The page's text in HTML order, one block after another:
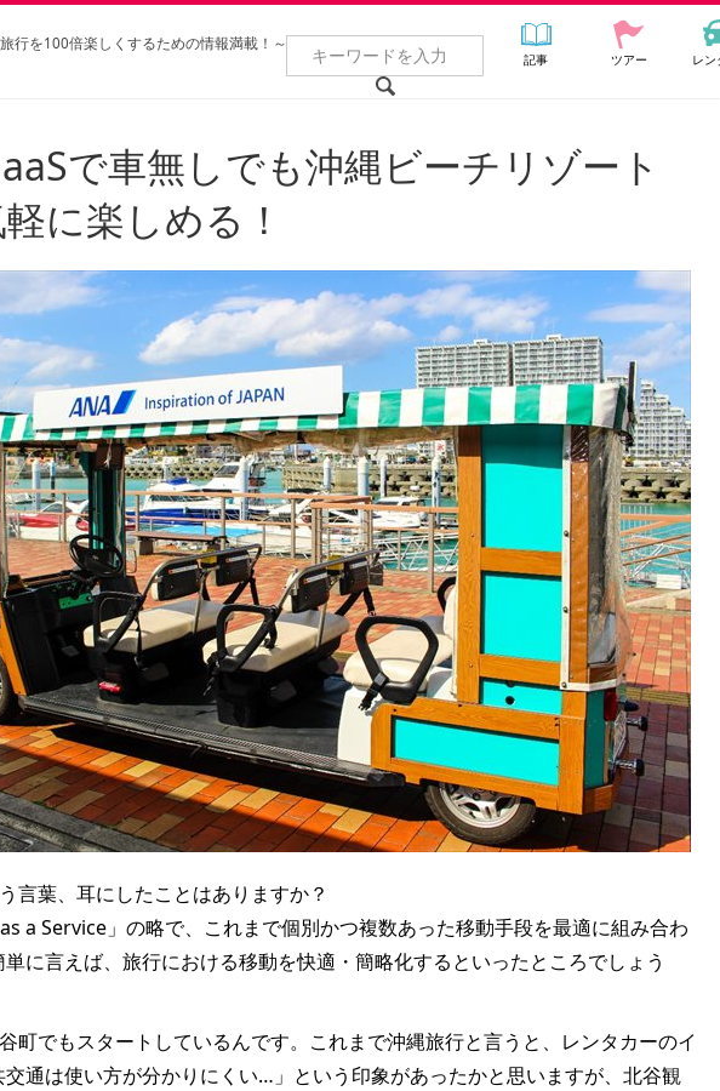
行を100倍楽しくするための情報満載！～
記事 ツアー レン
で車無しでも沖縄ビーチリゾート
に楽しめる！
言葉、耳にしたことはありますか？
a Service」の略で、これまで個別かつ複数あった移動手段を最適に組み合わ
に言えば、旅行における移動を快適・簡略化するといったところでしょう
町でもスタートしているんです。これまで沖縄旅行と言うと、レンタカーのイ
交通は使い方が分かりにくい…」という印象があったかと思いますが、北谷観